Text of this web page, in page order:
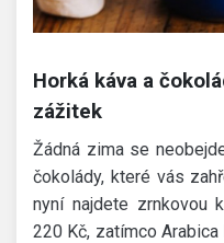
Horká káva a
zážitek
Žádná zima se
čokolády, které vás
nyní najdete zrnkovou
220 Kč, zatímco